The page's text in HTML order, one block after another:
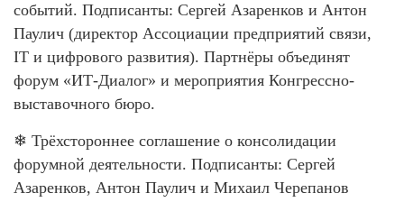
событий. Подписанты: Сергей Азаренков и Антон
Паулич (директор Ассоциации предприятий связи,
IT и цифрового развития). Партнёры объединят
форум «ИТ-Диалог» и мероприятия Конгрессно-
выставочного бюро.
❄ Трёхстороннее соглашение о консолидации
форумной деятельности. Подписанты: Сергей
Азаренков, Антон Паулич и Михаил Черепанов